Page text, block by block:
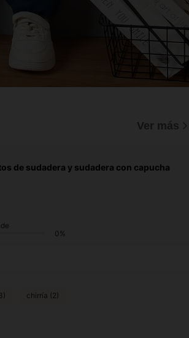
Ver más
de sudadera y sudadera con capucha
0%
chirría (2)